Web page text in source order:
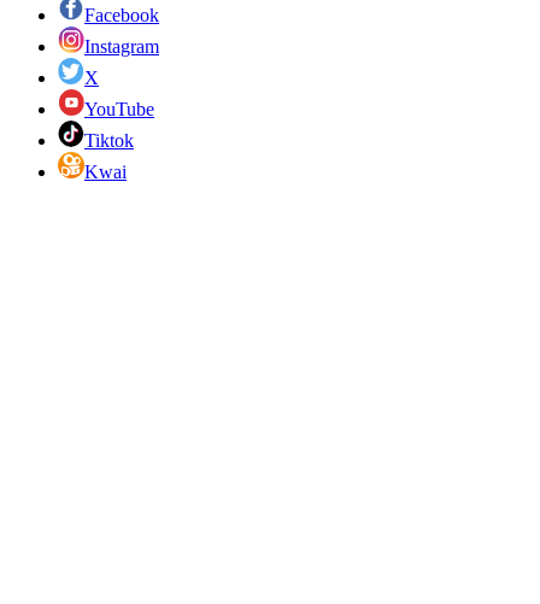
Facebook
Instagram
X
YouTube
Tiktok
Kwai